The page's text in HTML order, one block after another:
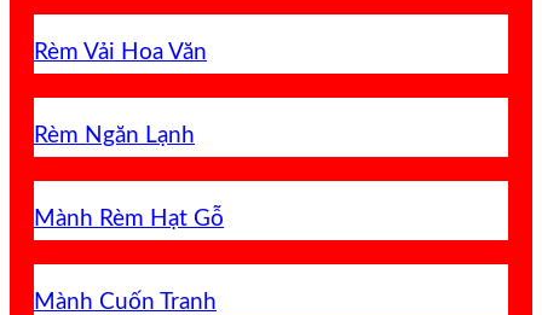
Rèm Vải Hoa Văn
Rèm Ngăn Lạnh
Mành Rèm Hạt Gỗ
Mành Cuốn Tranh